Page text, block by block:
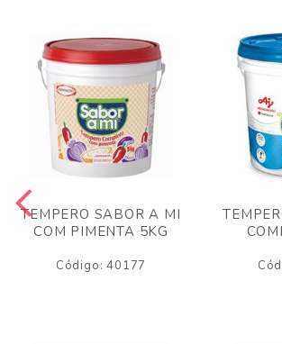
TEMPERO SABOR A MI
COM PIMENTA 5KG
Código: 40177